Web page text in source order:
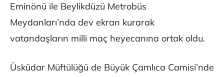
Eminönü ile Beylikdüzü Metrobüs
Meydanları’nda dev ekran kurarak
vatandaşların milli maç heyecanına ortak oldu.
Üsküdar Müftülüğü de Büyük Çamlıca Camisi’nde